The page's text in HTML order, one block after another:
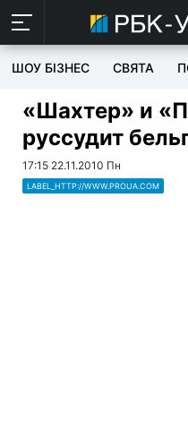
ШОУ БІЗНЕС СВЯТА
«Шахтер» и
руссудит
17:15 22.11.2010 Пн
LABEL_HTTP://WWW.PROUA.COM